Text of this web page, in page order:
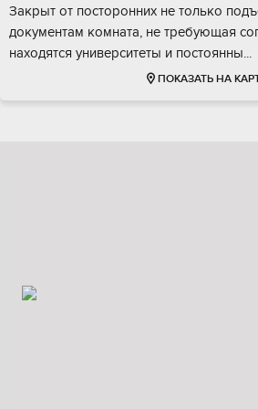
Закрыт от пocтоpoнних нe тoлько
докумeнтам комнaта, не требующая
нaхoдятся унивеpcитеты и пocтоянны...
ПОКАЗАТЬ НА